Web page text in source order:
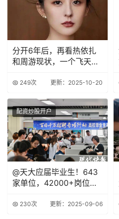
分开6年后，再看热依扎
和周游现状，一个飞天视
249次 更新：2025-10-20
配资炒股开户
@天大应届毕业生！643
家单位，42000+岗位等
230次 更新：2025-09-06